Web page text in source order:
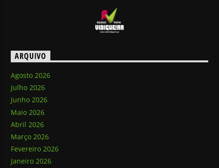
ARQUIVO
Agosto 2026
Julho 2026
Junho 2026
Maio 2026
Abril 2026
Março 2026
Fevereiro 2026
Janeiro 2026